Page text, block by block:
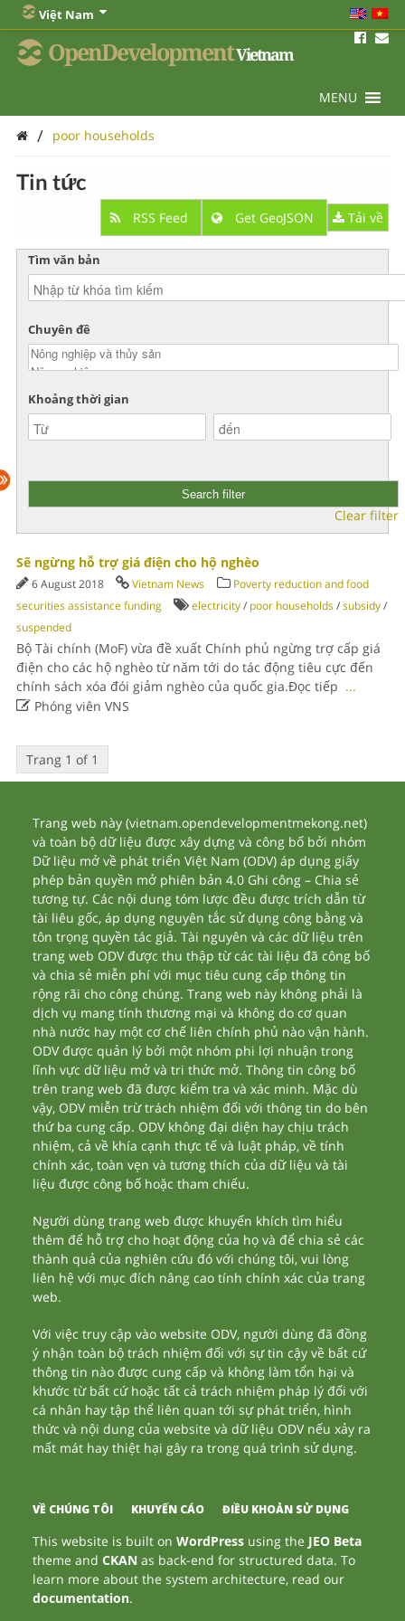
Việt Nam
OpenDevelopmentVietnam
MENU
/ poor households
Tin tức
RSS Feed Get GeoJSON Tải về
Tìm văn bản
Chuyên đề
Khoảng thời gian
Clear filter
Sẽ ngừng hỗ trợ giá điện cho hộ nghèo
6 August 2018 Vietnam News
Poverty reduction and food
securities assistance funding
electricity/ poor households/subsidy/
suspended
Bộ Tài chính (MoF) vừa đề xuất Chính phủ ngừng trợ cấp giá
điện cho các hộ nghèo từ năm tới do tác động tiêu cực đến
chính sách xóa đói giảm nghèo của quốc gia.Đọc tiếp ...
Phóng viên VNS
Trang 1 of 1
Trang web này (vietnam.opendevelopmentmekong.net)
và toàn bộ dữ liệu được xây dựng và công bố bởi nhóm
Dữ liệu mở về phát triển Việt Nam (ODV) áp dụng giấy
phép bản quyền mở phiên bản 4.0 Ghi công – Chia sẻ
tương tự. Các nội dung tóm lược đều được trích dẫn từ
tài liêu gốc, áp dụng nguyên tắc sử dụng công bằng và
tôn trọng quyền tác giả. Tài nguyên và các dữ liệu trên
trang web ODV được thu thập từ các tài liệu đã công bố
và chia sẻ miễn phí với mục tiêu cung cấp thông tin
rộng rãi cho công chúng. Trang web này không phải là
dịch vụ mang tính thương mại và không do cơ quan
nhà nước hay một cơ chế liên chính phủ nào vận hành.
ODV được quản lý bởi một nhóm phi lợi nhuận trong
lĩnh vực dữ liệu mở và tri thức mở. Thông tin công bố
trên trang web đã được kiểm tra và xác minh. Mặc dù
vậy, ODV miễn trừ trách nhiệm đối với thông tin do bên
thứ ba cung cấp. ODV không đại diện hay chịu trách
nhiệm, cả về khía cạnh thực tế và luật pháp, về tính
chính xác, toàn vẹn và tương thích của dữ liệu và tài
liệu được công bố hoặc tham chiếu.
Người dùng trang web được khuyến khích tìm hiểu
thêm để hỗ trợ cho hoạt động của họ và để chia sẻ các
thành quả của nghiên cứu đó với chúng tôi, vui lòng
liên hệ với mục đích nâng cao tính chính xác của trang
web.
Với việc truy cập vào website ODV, người dùng đã đồng
ý nhận toàn bộ trách nhiệm đối với sự tin cậy về bất cứ
thông tin nào được cung cấp và không làm tổn hại và
khước từ bất cứ hoặc tất cả trách nhiệm pháp lý đối với
cá nhân hay tập thể liên quan tới sự phát triển, hình
thức và nội dung của website và dữ liệu ODV nếu xảy ra
mất mát hay thiệt hại gây ra trong quá trình sử dụng.
VỀ CHÚNG TÔI KHUYẾN CÁO ĐIỀU KHOẢN SỬ DỤNG
This website is built onWordPress using the JEO Beta
theme andCKAN as back-end for structured data. To
learn more about the system architecture, read our
documentation.